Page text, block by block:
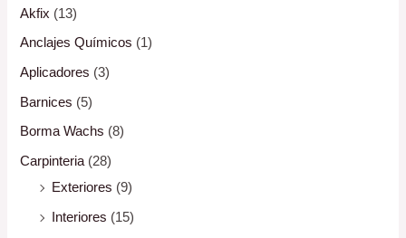
Akfix (13)
Anclajes Químicos (1)
Aplicadores (3)
Barnices (5)
Borma Wachs (8)
Carpinteria (28)
Exteriores (9)
Interiores (15)